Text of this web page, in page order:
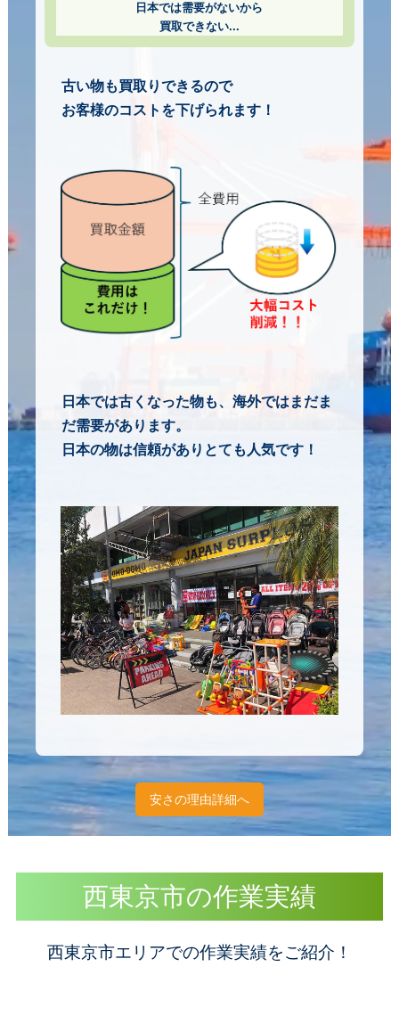
日本では需要がないから
買取できない...
古い物も買取りできるので
お客様のコストを下げられます！
日本では古くなった物も、海外ではまだま
だ需要があります。
日本の物は信頼がありとても人気です！
安さの理由詳細へ
西東京市の作業実績
西東京市エリアでの作業実績をご紹介！